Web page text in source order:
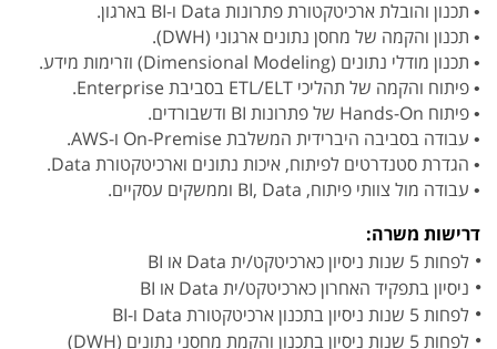
• תכנון והובלת ארכיטקטורת פתרונות Data ו-BI בארגון.
• תכנון והקמה של מחסן נתונים ארגוני (DWH).
• תכנון מודלי נתונים (Dimensional Modeling) וזרימות מידע.
• פיתוח והקמה של תהליכי ETL/ELT בסביבת Enterprise.
• פיתוח Hands-On של פתרונות BI ודשבורדים.
• עבודה בסביבה היברידית המשלבת On-Premise ו-AWS.
• הגדרת סטנדרטים לפיתוח, איכות נתונים וארכיטקטורת Data.
• עבודה מול צוותי פיתוח, BI, Data וממשקים עסקיים.
דרישות משרה:
לפחות 5 שנות ניסיון כארכיטקט/ית Data או BI
ניסיון בתפקיד האחרון כארכיטקט/ית Data או BI
לפחות 5 שנות ניסיון בתכנון ארכיטקטורת Data ו-BI
לפחות 5 שנות ניסיון בתכנון והקמת מחסני נתונים (DWH)